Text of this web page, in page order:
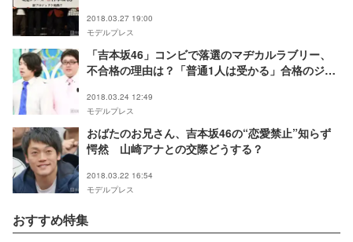
2018.03.27 19:00
モデルプレス
「吉本坂46」コンビで落選のマヂカルラブリー、
不合格の理由は？「普通1人は受かる」合格のジャ
2018.03.24 12:49
モデルプレス
おばたのお兄さん、吉本坂46の“恋愛禁止”知らず
愕然 山崎アナとの交際どうする？
2018.03.22 16:54
モデルプレス
おすすめ特集